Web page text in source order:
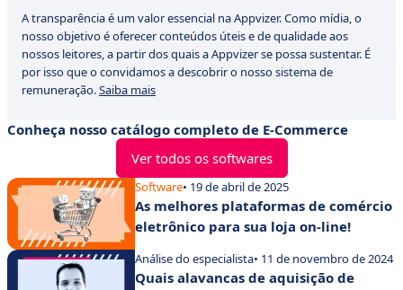
A transparência é um valor essencial na Appvizer. Como mídia, o
nosso objetivo é oferecer conteúdos úteis e de qualidade aos
nossos leitores, a partir dos quais a Appvizer se possa sustentar. É
por isso que o convidamos a descobrir o nosso sistema de
remuneração.Saiba mais
Conheça nosso catálogo completo de E-Commerce
Ver todos os softwares
Software• 19 de abril de 2025
As melhores plataformas de comércio
eletrônico para sua loja on-line!
Análise do especialista• 11 de novembro de 2024
Quais alavancas de aquisição de